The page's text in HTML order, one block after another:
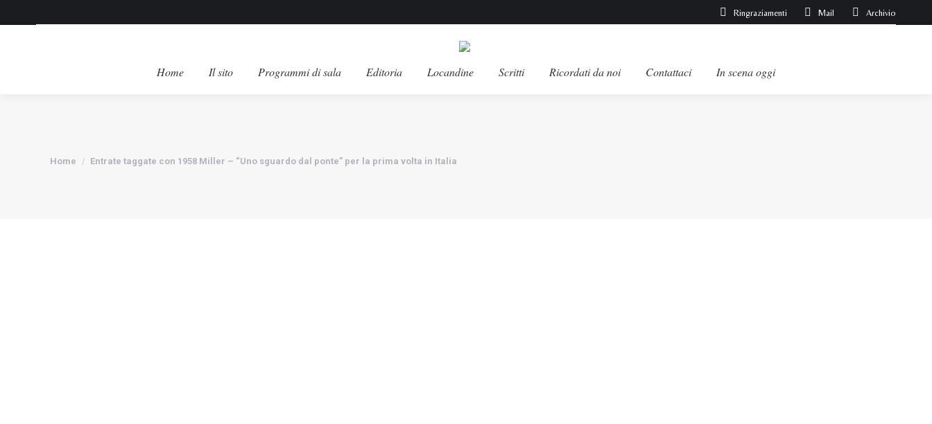
Ringraziamenti Mail Archivio
Home Il sito Programmi di sala Editoria Locandine Scritti Ricordati da noi Contattaci In scena oggi
Home Entrate taggate con 1958 Miller – “Uno sguardo dal ponte” per la prima volta in Italia